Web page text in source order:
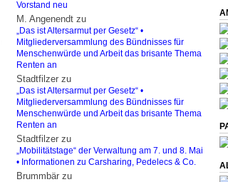
Vorstand neu
M. Angenendt zu
„Das ist Altersarmut per Gesetz“ •
Mitgliederversammlung des Bündnisses für
Menschenwürde und Arbeit das brisante Thema
Renten an
Stadtfilzer zu
„Das ist Altersarmut per Gesetz“ •
Mitgliederversammlung des Bündnisses für
Menschenwürde und Arbeit das brisante Thema
Renten an
Stadtfilzer zu
„Mobilitätstage“ der Verwaltung am 7. und 8. Mai
• Informationen zu Carsharing, Pedelecs & Co.
Brummbär zu